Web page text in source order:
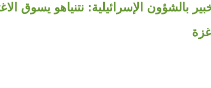
بالشؤون الإسرائيلية: نتنياهو يسوق